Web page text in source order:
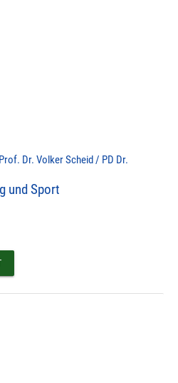
Dr. Volker Scheid / PD Dr.
und Sport